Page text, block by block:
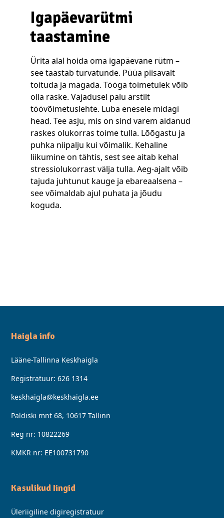
Igapäevarütmi
taastamine
Ürita alal hoida oma igapäevane rütm –
see taastab turvatunde. Püüa piisavalt
toituda ja magada. Tööga toimetulek võib
olla raske. Vajadusel palu arstilt
töövõimetuslehte. Luba enesele midagi
head. Tee asju, mis on sind varem aidanud
raskes olukorras toime tulla. Lõõgastu ja
puhka niipalju kui võimalik. Kehaline
liikumine on tähtis, sest see aitab kehal
stressiolukorrast välja tulla. Aeg-ajalt võib
tajuda juhtunut kauge ja ebareaalsena –
see võimaldab ajul puhata ja jõudu
koguda.
Haigla info
Lääne-Tallinna Keskhaigla
Registratuur:626 1314
keskhaigla@keskhaigla.ee
Paldiski mnt 68, 10617 Tallinn
Reg nr: 10822269
KMKR nr: EE100731790
Kasulikud Iingid
Üleriigiline digiregistratuur